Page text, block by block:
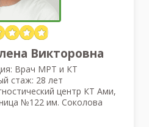
Викторовна
Врач МРТ и КТ
стаж: 28 лет
центр КТ Ами,
№122 им. Соколова